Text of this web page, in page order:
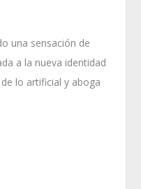
una sensación de
a la nueva identidad
lo artificial y aboga